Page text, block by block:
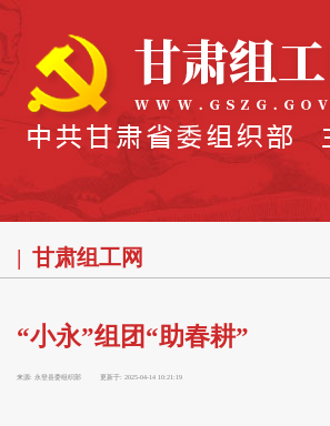
甘肃组工网
“小永”组团“助春耕”
来源: 永登县委组织部 更新于: 2025-04-14 10:21:19